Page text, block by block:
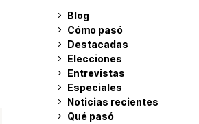
Blog
Cómo pasó
Destacadas
Elecciones
Entrevistas
Especiales
Noticias recientes
Qué pasó